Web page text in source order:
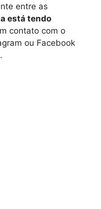
entre as
está tendo
contato com o
ou Facebook